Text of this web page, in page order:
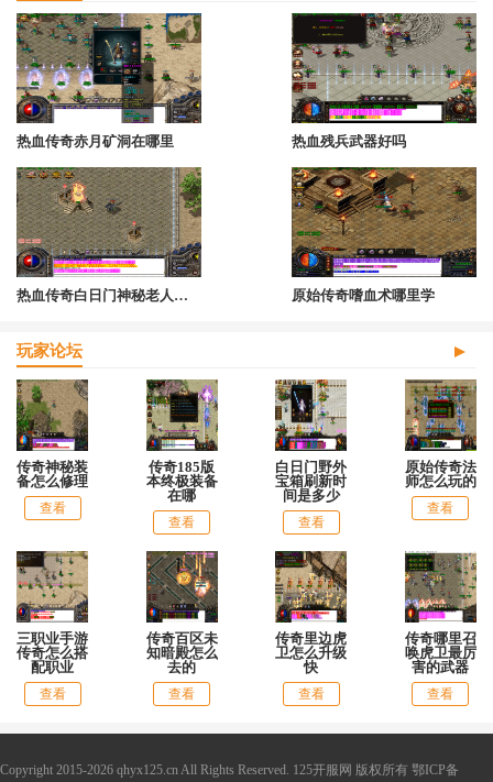
热血传奇赤月矿洞在哪里 热血残兵武器好吗
热血传奇白日门神秘老人在哪里打 原始传奇嗜血术哪里学
玩家论坛
传奇神秘装
备怎么修理
查看
传奇185版
本终极装备
在哪
查看
白日门野外
宝箱刷新时
间是多少
查看
原始传奇法
师怎么玩的
查看
三职业手游
传奇怎么搭
配职业
查看
传奇百区未
知暗殿怎么
去的
查看
传奇里边虎
卫怎么升级
快
查看
传奇哪里召
唤虎卫最厉
害的武器
查看
Copyright 2015-2026 qhyx125.cn All Rights Reserved. 125开服网 版权所有 鄂ICP备